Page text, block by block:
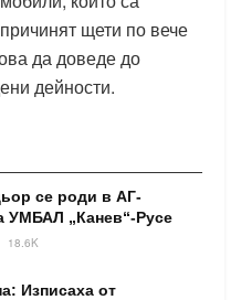
щети по вече
да доведе до
дейности.
се роди в АГ-
УМБАЛ „Канев“-Русе
18.6K
Изписаха от